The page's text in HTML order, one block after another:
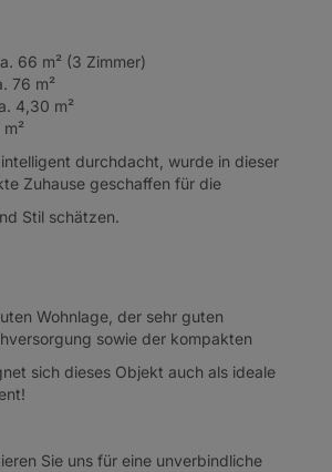
66 m² (3 Zimmer)
76 m²
4,30 m²
durchdacht, wurde in dieser
Zuhause geschaffen für die
Stil schätzen.
Wohnlage, der sehr guten
sowie der kompakten
sich dieses Objekt auch als ideale
Sie uns für eine unverbindliche